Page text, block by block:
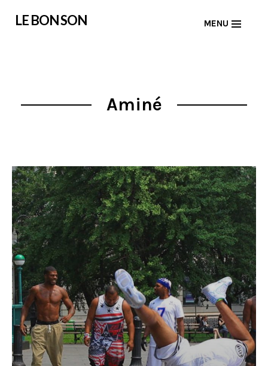
LE BON SON MENU
Aminé